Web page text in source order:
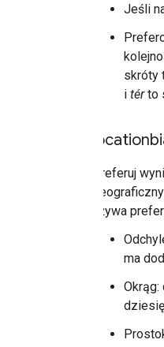
Jeśli
skróty
i térto
Preferuj
używa
ma